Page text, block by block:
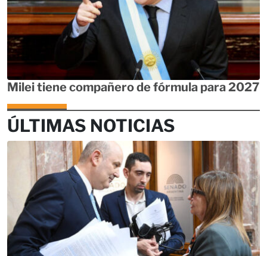
Milei tiene compañero de fórmula para 2027
ÚLTIMAS NOTICIAS